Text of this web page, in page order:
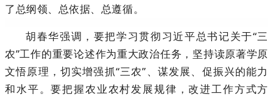
了总纲领、总依据、总遵循。
胡春华强调，要把学习贯彻习近平总书记关于“三
农”工作的重要论述作为重大政治任务，坚持读原著学原
文悟原理，切实增强抓“三农”、谋发展、促振兴的能力
和水平。要把握农业农村发展规律，改进工作方式方